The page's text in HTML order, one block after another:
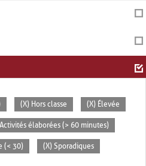
(X) Hors classe (X) Élevée
élaborées (> 60 minutes)
(< 30) (X) Sporadiques